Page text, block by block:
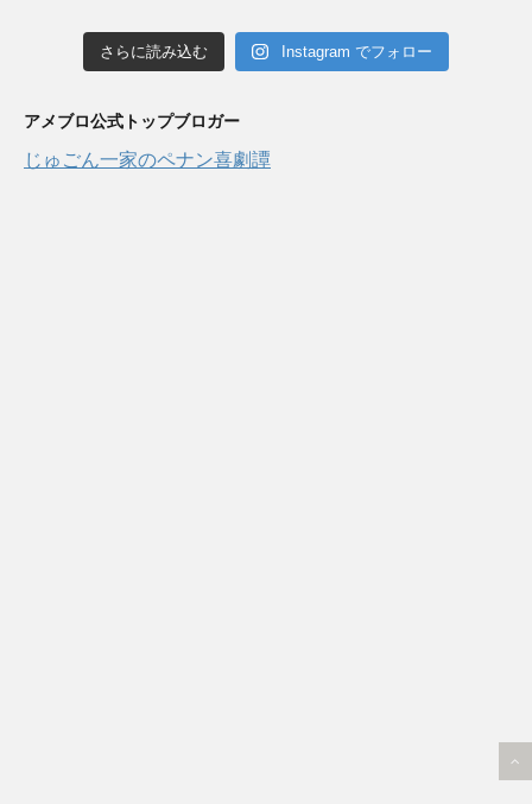
さらに読み込む Instagram でフォロー
アメブロ公式トップブロガー
じゅごん一家のペナン喜劇譚